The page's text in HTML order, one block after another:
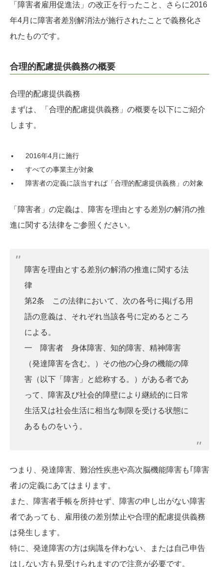
「障害者雇用促進法」の改正を行ったこと、さらに2016
年4月に障害者差別解消法が施行されたことで義務化さ
れたものです。
合理的配慮提供義務の概要
合理的配慮提供義務
まずは、「合理的配慮提供義務」の概要を以下にご紹介
します。
2016年4月に施行
すべての事業主が対象
障害者の定義に該当すれば「合理的配慮提供義務」の対象
「障害者」の定義は、障害を理由とする差別の解消の推
進に関する法律をご参照ください。
障害を理由とする差別の解消の推進に関する法
律
第2条 この法律において、次の各号に掲げる用
語の意義は、それぞれ当該各号に定めるところ
による。
一 障害者 身体障害、知的障害、精神障害
（発達障害を含む。）その他の心身の機能の障
害（以下「障害」と総称する。）がある者であ
って、障害及び社会的障壁により継続的に日常
生活又は社会生活に相当な制限を受ける状態に
あるものをいう。
つまり、発達障害、難治性疾患や高次脳機能障害も｢障害
者｣の定義にあてはまります。
また、障害者手帳を所持せず、障害の申し出がない障害
者であっても、雇用後の差別禁止や合理的配慮提供義務
は発生します。
特に、発達障害の方は病識を伴わない、または自己申告
はしない方も見受けられますので注意が必要です。